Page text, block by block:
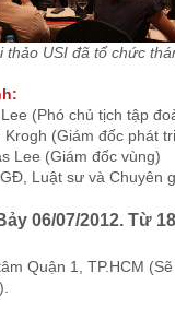
thảo USI đã tổ chức
(Phó chủ tịch tập
Krogh (Giám đốc phát
Lee (Giám đốc vùng)
Luật sư và Chuyên
06/07/2012. Từ
Quận 1, TP.HCM